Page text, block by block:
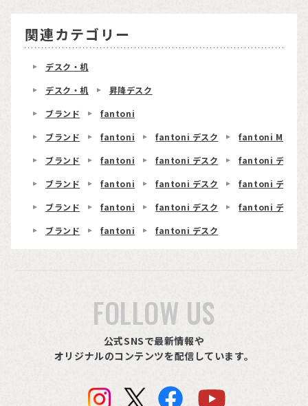
関連カテゴリー
デスク・机
デスク・机
昇降デスク
ブランド
fantoni
ブランド
fantoni fantoni デスク
fantoni ME
ブランド
fantoni fantoni デスク
fantoni デスク
ブランド
fantoni fantoni デスク
fantoni デスク
ブランド
fantoni fantoni デスク
fantoni デスク
ブランド
fantoni fantoni デスク
FOLLOW US
公式SNSで最新情報や
オリジナルのコンテンツを配信しています。